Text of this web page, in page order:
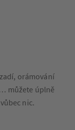
orámování
můžete úplně
nic.